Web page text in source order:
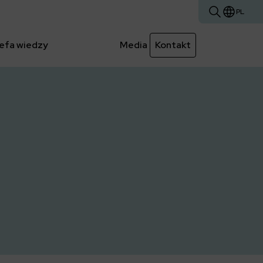
PL
wiedzy Media Kontakt